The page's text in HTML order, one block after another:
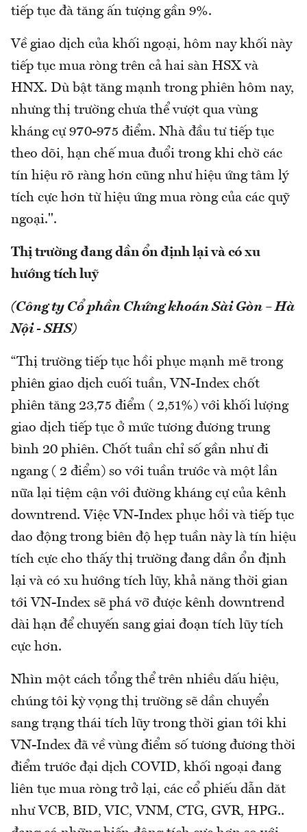
tiếp tục đà tăng ấn tượng gần 9%.
Về giao dịch của khối ngoại, hôm nay khối này
tiếp tục mua ròng trên cả hai sàn HSX và
HNX. Dù bật tăng mạnh trong phiên hôm nay,
nhưng thị trường chưa thể vượt qua vùng
kháng cự 970-975 điểm. Nhà đầu tư tiếp tục
theo dõi, hạn chế mua đuổi trong khi chờ các
tín hiệu rõ ràng hơn cũng như hiệu ứng tâm lý
tích cực hơn từ hiệu ứng mua ròng của các quỹ
ngoại.".
Thị trường đang dần ổn định lại và có xu
hướng tích luỹ
(Công ty Cổ phần Chứng khoán Sài Gòn – Hà
Nội - SHS)
“Thị trường tiếp tục hồi phục mạnh mẽ trong
phiên giao dịch cuối tuần, VN-Index chốt
phiên tăng 23,75 điểm ( 2,51%) với khối lượng
giao dịch tiếp tục ở mức tương đương trung
bình 20 phiên. Chốt tuần chỉ số gần như đi
ngang ( 2 điểm) so với tuần trước và một lần
nữa lại tiệm cận với đường kháng cự của kênh
downtrend. Việc VN-Index phục hồi và tiếp tục
dao động trong biên độ hẹp tuần này là tín hiệu
tích cực cho thấy thị trường đang dần ổn định
lại và có xu hướng tích lũy, khả năng thời gian
tới VN-Index sẽ phá vỡ được kênh downtrend
dài hạn để chuyến sang giai đoạn tích lũy tích
cực hơn.
Nhìn một cách tổng thể trên nhiều dấu hiệu,
chúng tôi kỳ vọng thị trường sẽ dần chuyển
sang trạng thái tích lũy trong thời gian tới khi
VN-Index đã về vùng điểm số tương đương thời
điểm trước đại dịch COVID, khối ngoại đang
liên tục mua ròng trở lại, các cổ phiếu dẫn dăt
như VCB, BID, VIC, VNM, CTG, GVR, HPG..